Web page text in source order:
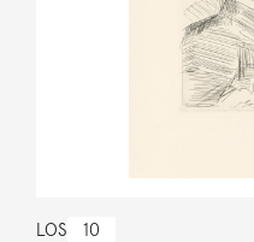
LOS 10